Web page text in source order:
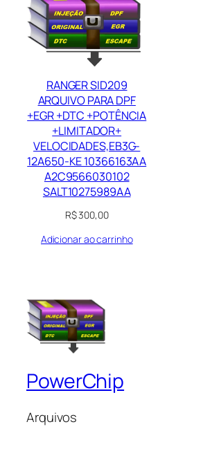
RANGER SID209
ARQUIVO PARA DPF
+EGR +DTC +POTÊNCIA
+LIMITADOR+
VELOCIDADES,EB3G-
12A650-KE 10366163AA
A2C9566030102
SALT10275989AA
R$300,00
Adicionar ao carrinho
PowerChip
Arquivos